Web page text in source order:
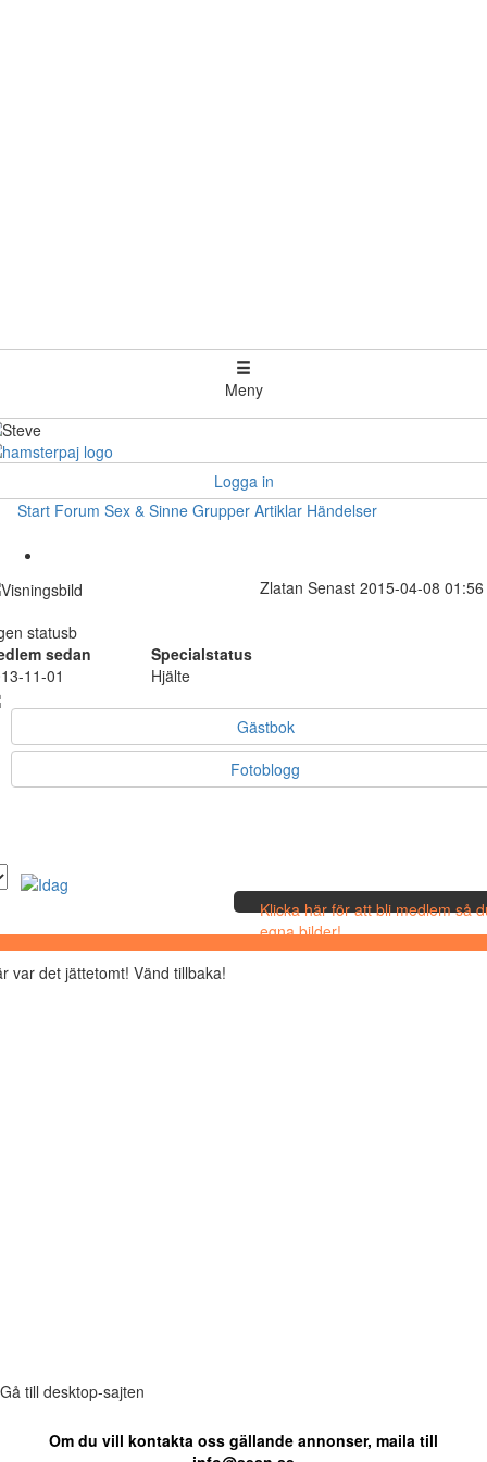
Meny
Logga in
Start Forum Sex & Sinne Grupper Artiklar Händelser
Zlatan Senast 2015-04-08 01:56
statusb
sedan
Specialstatus
11-01
Hjälte
Gästbok
Fotoblogg
Klicka här för att bli medlem så
egna bilder!
var det jättetomt! Vänd tillbaka!
Gå till desktop-sajten
Om du vill kontakta oss gällande annonser, maila till